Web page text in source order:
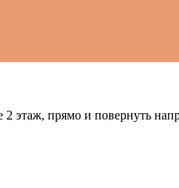
2 этаж, прямо и­ повернуть